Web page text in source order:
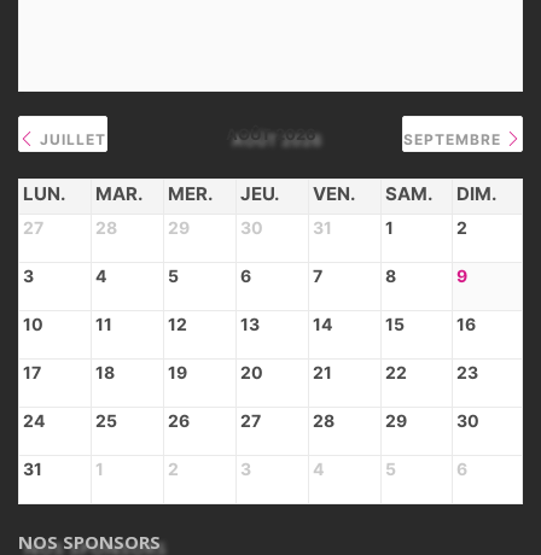
JUILLET AOÛT 2026 SEPTEMBRE
LUN. MAR. MER. JEU. VEN. SAM. DIM.
27 28 29 30 31 1 2
3 4 5 6 7 8 9
10 11 12 13 14 15 16
17 18 19 20 21 22 23
24 25 26 27 28 29 30
31 1 2 3 4 5 6
NOS SPONSORS